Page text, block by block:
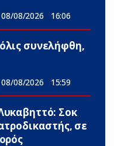
08/08/2026 16:06
συνελήφθη,
08/08/2026 15:59
Σoκ
σε